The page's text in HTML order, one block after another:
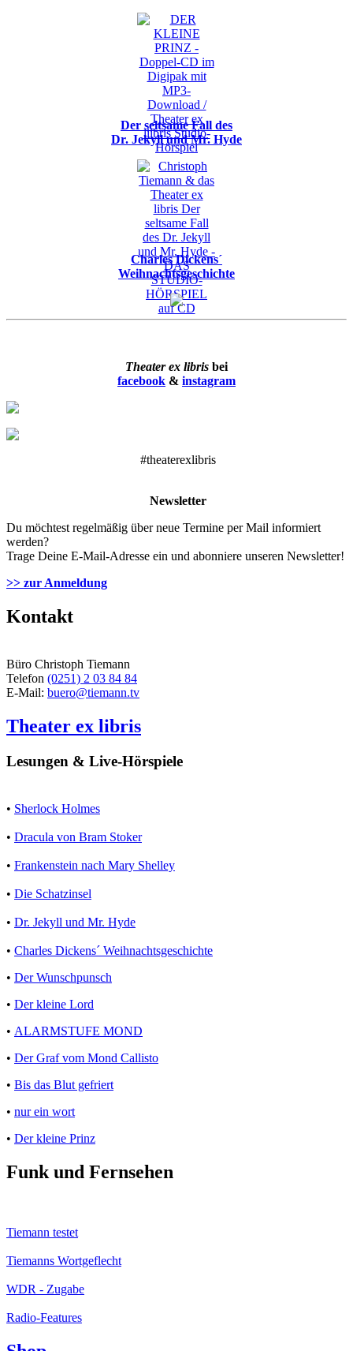
Der seltsame Fall des
Dr. Jekyll und Mr. Hyde
Charles Dickens´
Weihnachtsgeschichte
Theater ex libris bei
facebook & instagram
#theaterexlibris
Newsletter
Du möchtest regelmäßig über neue Termine per Mail informiert
werden?
Trage Deine E-Mail-Adresse ein und abonniere unseren Newsletter!
>> zur Anmeldung
Kontakt
Büro Christoph Tiemann
Telefon (0251) 2 03 84 84
E-Mail: buero@tiemann.tv
Theater ex libris
Lesungen & Live-Hörspiele
• Sherlock Holmes
• Dracula von Bram Stoker
• Frankenstein nach Mary Shelley
• Die Schatzinsel
• Dr. Jekyll und Mr. Hyde
• Charles Dickens´ Weihnachtsgeschichte
• Der Wunschpunsch
• Der kleine Lord
• ALARMSTUFE MOND
• Der Graf vom Mond Callisto
• Bis das Blut gefriert
• nur ein wort
• Der kleine Prinz
Funk und Fernsehen
Tiemann testet
Tiemanns Wortgeflecht
WDR - Zugabe
Radio-Features